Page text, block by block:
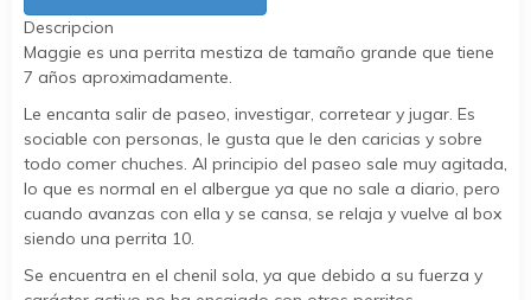
Descripcion
Maggie es una perrita mestiza de tamaño grande que tiene
7 años aproximadamente.
Le encanta salir de paseo, investigar, corretear y jugar. Es
sociable con personas, le gusta que le den caricias y sobre
todo comer chuches. Al principio del paseo sale muy agitada,
lo que es normal en el albergue ya que no sale a diario, pero
cuando avanzas con ella y se cansa, se relaja y vuelve al box
siendo una perrita 10.
Se encuentra en el chenil sola, ya que debido a su fuerza y